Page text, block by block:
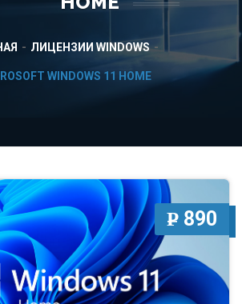
ЛИЦЕНЗИИ WINDOWS
WINDOWS 11 HOME
P
УБ.
890